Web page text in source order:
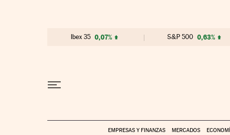
Ibex 35 0,07% S&P 500 0,63%
EMPRESAS Y FINANZAS MERCADOS